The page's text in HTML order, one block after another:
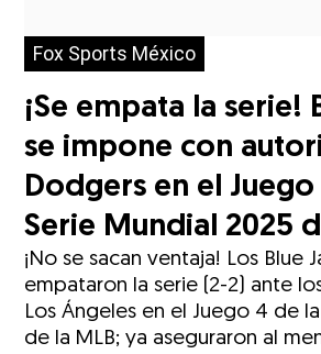
Fox Sports México
¡Se empata la serie!
se impone con
Dodgers en el
Serie Mundial 2025
¡No se sacan ventaja! Los Blue
empataron la serie (2-2) ante
Los Ángeles en el Juego 4 de
de la MLB; ya aseguraron al